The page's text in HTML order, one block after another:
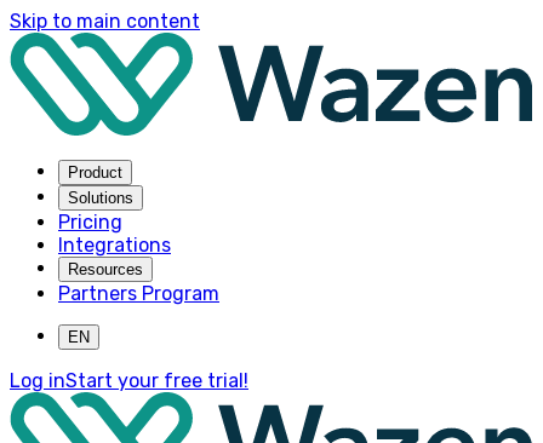
Skip to main content
Product
Solutions
Pricing
Integrations
Resources
Partners Program
EN
Log inStart your free trial!